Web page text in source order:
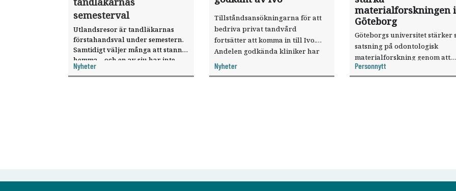
semesterval
Utlandsresor är tandläkarnas
förstahandsval under semestern.
Samtidigt väljer många att stanna
hemma – och en av sju har inte
haft någon sommarledighet alls,
enligt "månadens fråga".
Nyheter
Tillståndsansökningarna för att
bedriva privat tandvård
fortsätter att komma in till Ivo.
Andelen godkända kliniker har
ökat, visar nya siffror.
Nyheter
materialforskningen i
Göteborg
Göteborgs universitet stärker
satsning på odontologisk
materialforskning genom att
knyta forskaren Pekka Vallittu
verksamheten som
Personnytt